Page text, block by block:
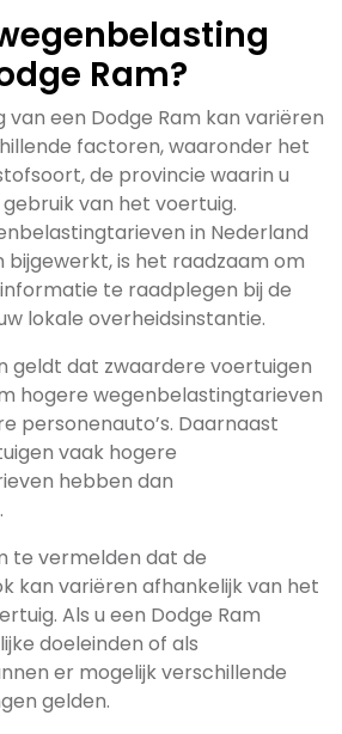
Ram?
van een Dodge Ram kan variëren
factoren, waaronder het
de provincie waarin u
van het voertuig.
in Nederland
is het raadzaam om
te raadplegen bij de
lokale overheidsinstantie.
geldt dat zwaardere voertuigen
hogere wegenbelastingtarieven
personenauto’s. Daarnaast
vaak hogere
hebben dan
te vermelden dat de
kan variëren afhankelijk van het
Als u een Dodge Ram
doeleinden of als
er mogelijk verschillende
gelden.